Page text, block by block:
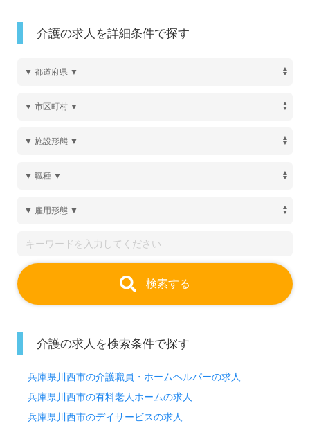
介護の求人を詳細条件で探す
検索する
介護の求人を検索条件で探す
兵庫県川西市の介護職員・ホームヘルパーの求人
兵庫県川西市の有料老人ホームの求人
兵庫県川西市のデイサービスの求人